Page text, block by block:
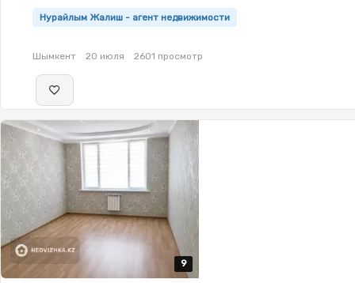
окна,Неугловая,Улучшенная,Комнаты изолированы,Тихий
Нурайлым Жалиш - агент недвижимости
Шымкент 20 июля 2601 просмотр
9
9
9
9
9